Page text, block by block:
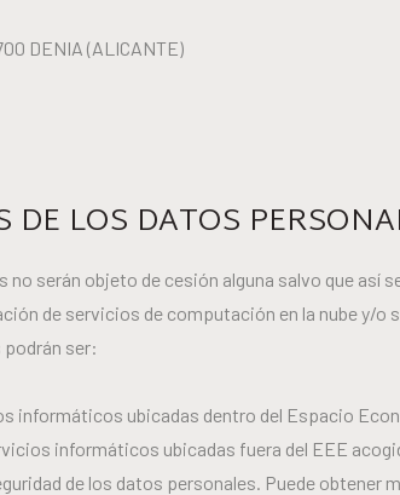
DENIA (ALICANTE)
LOS DATOS
serán objeto de cesión alguna salvo que así
de servicios de computación en la nube
ser:
informáticos ubicadas dentro del Espacio
informáticos ubicadas fuera del EEE
de los datos personales. Puede